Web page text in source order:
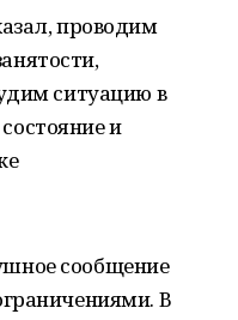
проводим
ситуацию в
и
сообщение
В